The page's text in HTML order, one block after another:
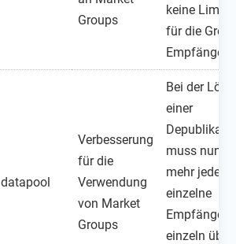
Groups
keine Limits
für die
datapool
Verbesserung
für die
Verwendung
von Market
Groups
Bei der
einer
muss nun
mehr jeder
einzelne
Empfänger
einzeln über